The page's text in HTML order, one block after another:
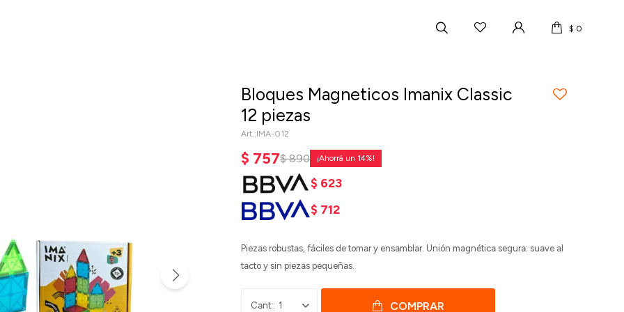
$ 0
Bloques Magneticos Imanix Classic
12 piezas
IMA-012
$ 757$ 890 14
$ 623
$ 712
Piezas robustas, fáciles de tomar y ensamblar. Unión magnética segura: suave al
tacto y sin piezas pequeñas.
1 COMPRAR